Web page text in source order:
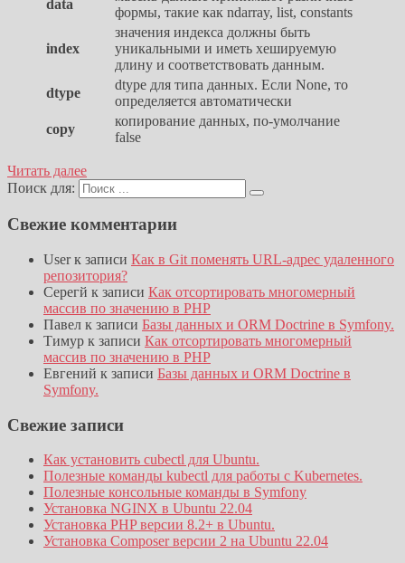
data
формы, такие как ndarray, list, constants
index
значения индекса должны быть
уникальными и иметь хешируемую
длину и соответствовать данным.
dtype
dtype для типа данных. Если None, то
определяется автоматически
copy
копирование данных, по-умолчание
false
Читать далее
Поиск для:
Свежие комментарии
Userк записи Как в Git поменять URL-адрес удаленного
репозитория?
Серегй к записи Как отсортировать многомерный
массив по значению в PHP
Павел к записи Базы данных и ORM Doctrine в Symfony.
Тимур к записи Как отсортировать многомерный
массив по значению в PHP
Евгений к записи Базы данных и ORM Doctrine в
Symfony.
Свежие записи
Как установить cubectl для Ubuntu.
Полезные команды kubectl для работы с Kubernetes.
Полезные консольные команды в Symfony
Установка NGINX в Ubuntu 22.04
Установка PHP версии 8.2+ в Ubuntu.
Установка Composer версии 2 на Ubuntu 22.04